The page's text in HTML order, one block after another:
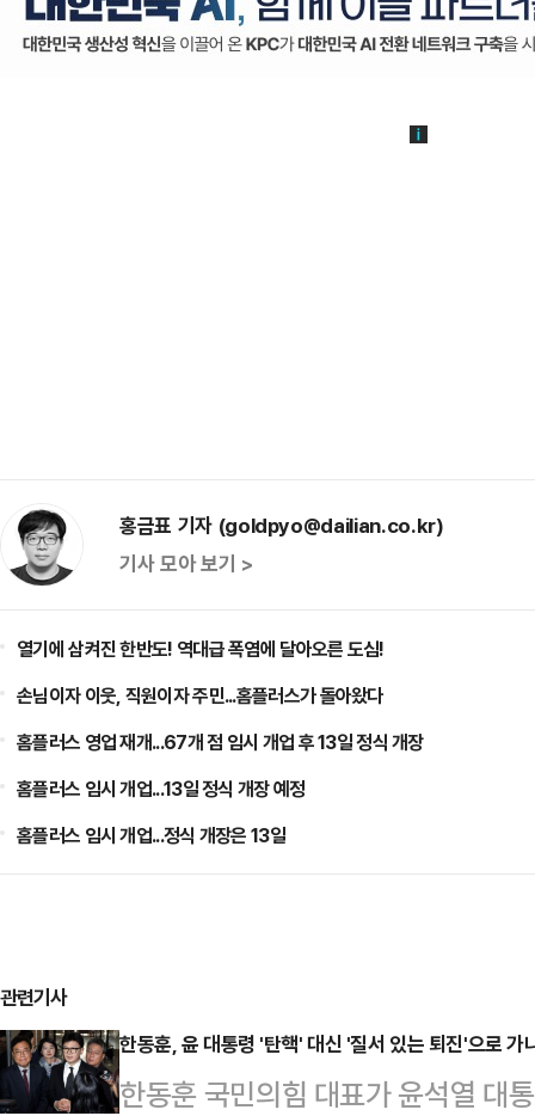
홍금표 기자 (goldpyo@dailian.co.kr)
기사 모아 보기 >
열기에 삼켜진 한반도! 역대급 폭염에 달아오른 도심!
손님이자 이웃, 직원이자 주민...홈플러스가 돌아왔다
홈플러스 영업 재개...67개 점 임시 개업 후 13일 정식 개장
홈플러스 임시 개업...13일 정식 개장 예정
홈플러스 임시 개업...정식 개장은 13일
관련기사
한동훈, 윤 대통령 '탄핵' 대신 '질서 있는 퇴진'으로 가
한동훈 국민의힘 대표가 윤석열 대